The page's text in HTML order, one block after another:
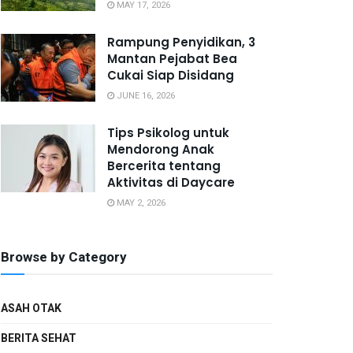
MAY 17, 2026
Rampung Penyidikan, 3
Mantan Pejabat Bea
Cukai Siap Disidang
JUNE 16, 2026
Tips Psikolog untuk
Mendorong Anak
Bercerita tentang
Aktivitas di Daycare
MAY 2, 2026
Browse by Category
ASAH OTAK
BERITA SEHAT